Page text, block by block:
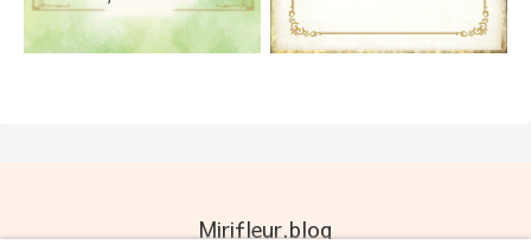
Mirifleur.blog